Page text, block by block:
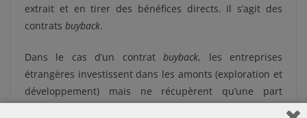
extrait et en tirer des bénéfices directs. Il s’agit des
contrats buyback.
Dans le cas d’un contratbuyback, les entreprises
étrangères investissent dans les amonts (exploration et
développement) mais ne récupèrent qu’une part